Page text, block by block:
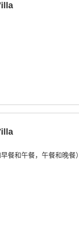
餐和午餐，午餐和晚餐）